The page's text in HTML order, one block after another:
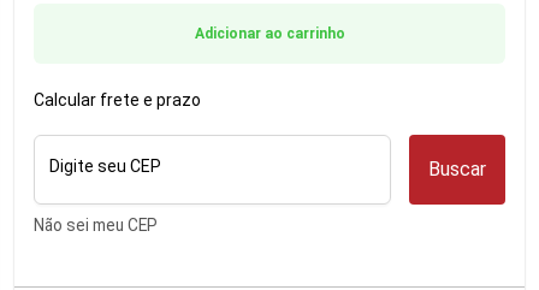
Adicionar ao carrinho
Calcular frete e prazo
Digite seu CEP Buscar
Não sei meu CEP